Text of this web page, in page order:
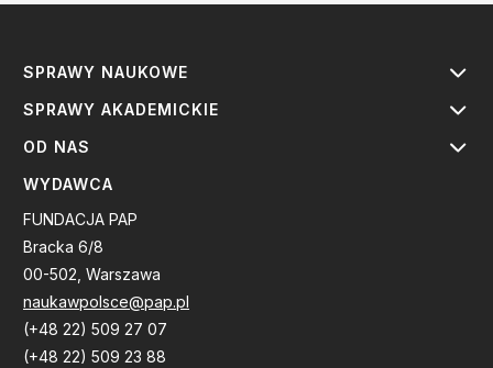
SPRAWY NAUKOWE
SPRAWY AKADEMICKIE
OD NAS
WYDAWCA
FUNDACJA PAP
Bracka 6/8
00-502, Warszawa
naukawpolsce@pap.pl
(+48 22) 509 27 07
(+48 22) 509 23 88